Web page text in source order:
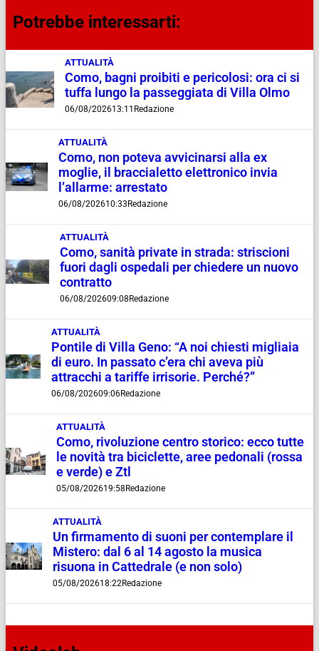
Potrebbe interessarti:
ATTUALITÀ
Como, bagni proibiti e pericolosi: ora ci si
tuffa lungo la passeggiata di Villa Olmo
06/08/202613:11 Redazione
ATTUALITÀ
Como, non poteva avvicinarsi alla ex
moglie, il braccialetto elettronico invia
l’allarme: arrestato
06/08/202610:33 Redazione
ATTUALITÀ
Como, sanità private in strada: striscioni
fuori dagli ospedali per chiedere un nuovo
contratto
06/08/202609:08 Redazione
ATTUALITÀ
Pontile di Villa Geno: “A noi chiesti migliaia
di euro. In passato c’era chi aveva più
attracchi a tariffe irrisorie. Perché?”
06/08/202609:06Redazione
ATTUALITÀ
Como, rivoluzione centro storico: ecco tutte
le novità tra biciclette, aree pedonali (rossa
e verde) e Ztl
05/08/202619:58 Redazione
ATTUALITÀ
Un firmamento di suoni per contemplare il
Mistero: dal 6 al 14 agosto la musica
risuona in Cattedrale (e non solo)
05/08/202618:22Redazione